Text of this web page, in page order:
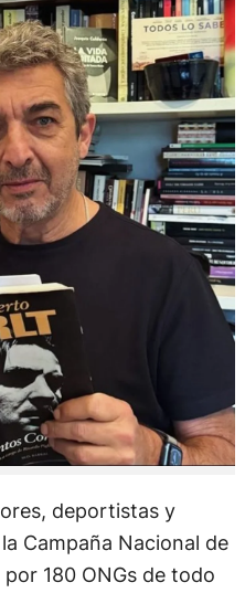
deportistas y
Campaña Nacional de
180 ONGs de todo